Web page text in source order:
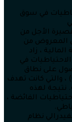
في سوق
قصيرة الأجل من
المعروض من
، زاد
في
على نطاق
واسع ، والمعروفة باسم التيسير الكمي (QE) ، والتي كانت تهدف
نتيجة لهذه
الفائضة ،
نظام